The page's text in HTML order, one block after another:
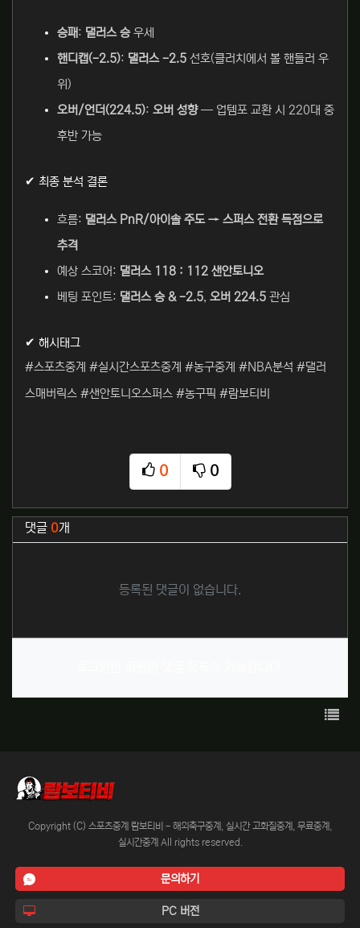
승패: 댈러스 승우세
핸디캡(-2.5): 댈러스 -2.5 선호(클러치에서 볼 핸들러 우
위)
오버/언더(224.5): 오버 성향— 업템포 교환 시 220대 중
후반 가능
✔ 최종 분석 결론
흐름: 댈러스 PnR/아이솔 주도 → 스퍼스 전환 득점으로
추격
예상 스코어: 댈러스 118 : 112 샌안토니오
베팅 포인트: 댈러스 승 & -2.5, 오버 224.5 관심
✔ 해시태그
#스포츠중계 #실시간스포츠중계 #농구중계 #NBA분석 #댈러
스매버릭스 #샌안토니오스퍼스 #농구픽 #람보티비
0
추천
0
비추천
관련자료
댓글 0개
등록된 댓글이 없습니다.
목록
Copyright (C) 스포츠중계 람보티비 - 해외축구중계, 실시간 고화질중계, 무료중계,
실시간중계 All rights reserved.
문의하기
PC 버전